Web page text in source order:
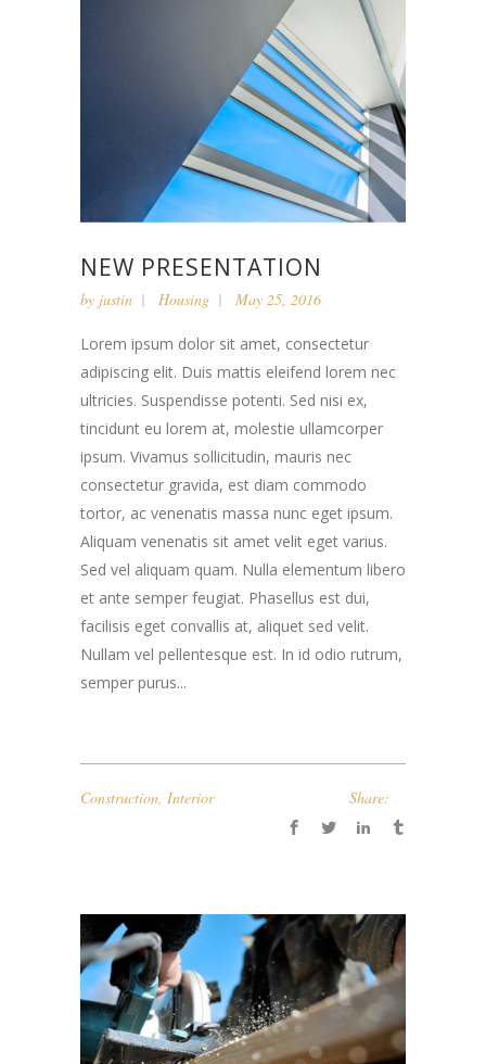
NEW PRESENTATION
by justin Housing May 25, 2016
Lorem ipsum dolor sit amet, consectetur
adipiscing elit. Duis mattis eleifend lorem nec
ultricies. Suspendisse potenti. Sed nisi ex,
tincidunt eu lorem at, molestie ullamcorper
ipsum. Vivamus sollicitudin, mauris nec
consectetur gravida, est diam commodo
tortor, ac venenatis massa nunc eget ipsum.
Aliquam venenatis sit amet velit eget varius.
Sed vel aliquam quam. Nulla elementum libero
et ante semper feugiat. Phasellus est dui,
facilisis eget convallis at, aliquet sed velit.
Nullam vel pellentesque est. In id odio rutrum,
semper purus...
Construction Interior Share: